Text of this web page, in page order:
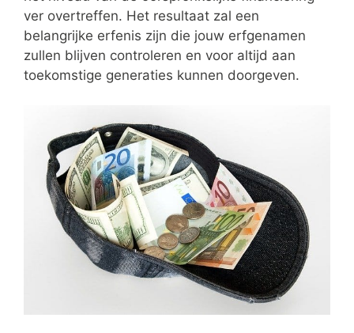
ver overtreffen. Het resultaat zal een
belangrijke erfenis zijn die jouw erfgenamen
zullen blijven controleren en voor altijd aan
toekomstige generaties kunnen doorgeven.